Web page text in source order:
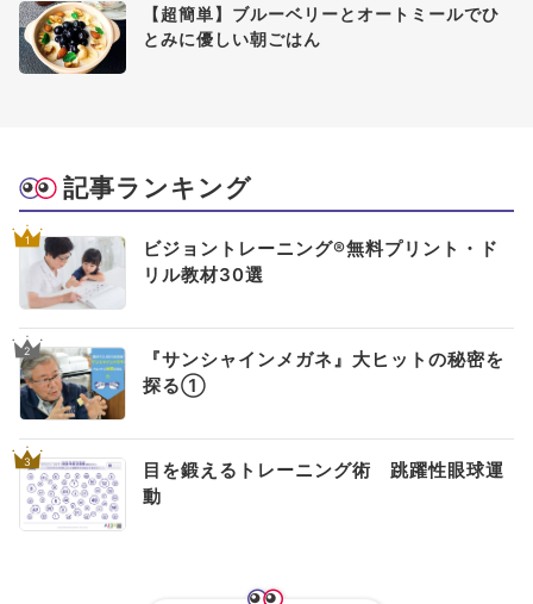
【超簡単】ブルーベリーとオートミールでひ
とみに優しい朝ごはん
記事ランキング
1
ビジョントレーニング®無料プリント・ド
リル教材30選
2
『サンシャインメガネ』大ヒットの秘密を
探る①
3
目を鍛えるトレーニング術 跳躍性眼球運
動